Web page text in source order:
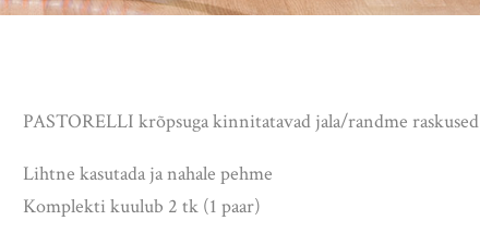
PASTORELLI krõpsuga kinnitatavad jala/randme raskused
Lihtne kasutada ja nahale pehme
Komplekti kuulub 2 tk (1 paar)